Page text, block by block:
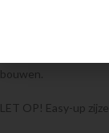
Plus minus 3.25
bouwen.
LET OP! Easy-up